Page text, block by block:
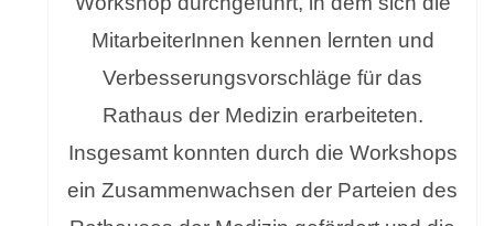
MitarbeiterInnen kennen lernten und
Verbesserungsvorschläge für das
Rathaus der Medizin erarbeiteten.
Insgesamt konnten durch die Workshops
ein Zusammenwachsen der Parteien des